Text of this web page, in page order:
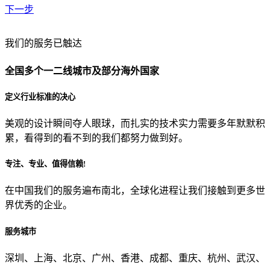
下一步
贵公司预算范围是？
贵公司的团队规模是？
目前主要的营销渠道是？
我们的服务已触达
全国多个一二线城市及部分海外国家
定义行业标准的决心
美观的设计瞬间夺人眼球，而扎实的技术实力需要多年默默积
累，看得到的看不到的我们都努力做到好。
专注、专业、值得信赖!
在中国我们的服务遍布南北，全球化进程让我们接触到更多世
界优秀的企业。
服务城市
深圳、上海、北京、广州、香港、成都、重庆、杭州、武汉、